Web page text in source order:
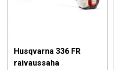
Husqvarna 336 FR
raivaussaha